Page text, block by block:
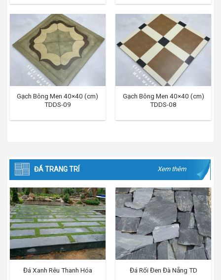
Gạch Bông Men 40×40 (cm)
TDDS-09
Gạch Bông Men 40×40 (cm)
TDDS-08
ĐÁ TRANG TRÍ Xem thêm
Đá Xanh Rêu Thanh Hóa Đá Rối Đen Đà Nẵng TD